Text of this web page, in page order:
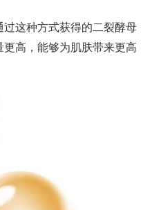
这种方式获得的二裂酵母
高，能够为肌肤带来更高